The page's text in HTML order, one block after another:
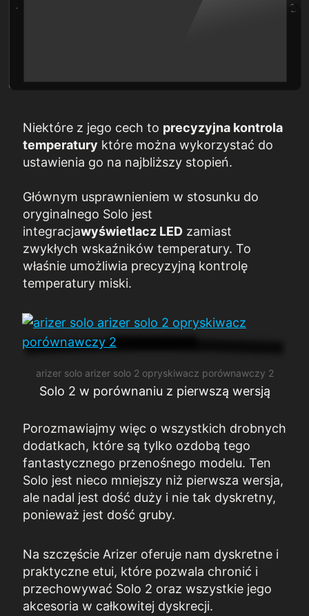
Niektóre z jego cech to precyzyjna kontrola
temperatury które można wykorzystać do
ustawienia go na najbliższy stopień.
Głównym usprawnieniem w stosunku do
oryginalnego Solo jest
integracjawyświetlacz LED zamiast
zwykłych wskaźników temperatury. To
właśnie umożliwia precyzyjną kontrolę
temperatury miski.
arizer solo arizer solo 2 opryskiwacz porównawczy 2
Solo 2 w porównaniu z pierwszą wersją
Porozmawiajmy więc o wszystkich drobnych
dodatkach, które są tylko ozdobą tego
fantastycznego przenośnego modelu. Ten
Solo jest nieco mniejszy niż pierwsza wersja,
ale nadal jest dość duży i nie tak dyskretny,
ponieważ jest dość gruby.
Na szczęście Arizer oferuje nam dyskretne i
praktyczne etui, które pozwala chronić i
przechowywać Solo 2 oraz wszystkie jego
akcesoria w całkowitej dyskrecji.